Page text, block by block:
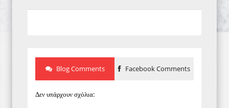
Blog Comments Facebook Comments
Δεν υπάρχουν σχόλια: